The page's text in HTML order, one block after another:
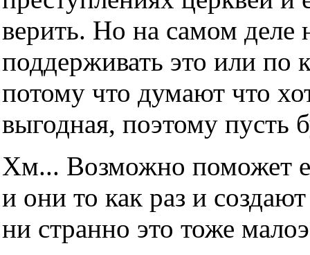
верить. Но на самом деле
поддерживать это или по
потому что думают что
выгодная, поэтому пусть
Хм... Возможно поможет
и они то как раз и
ни странно это тоже